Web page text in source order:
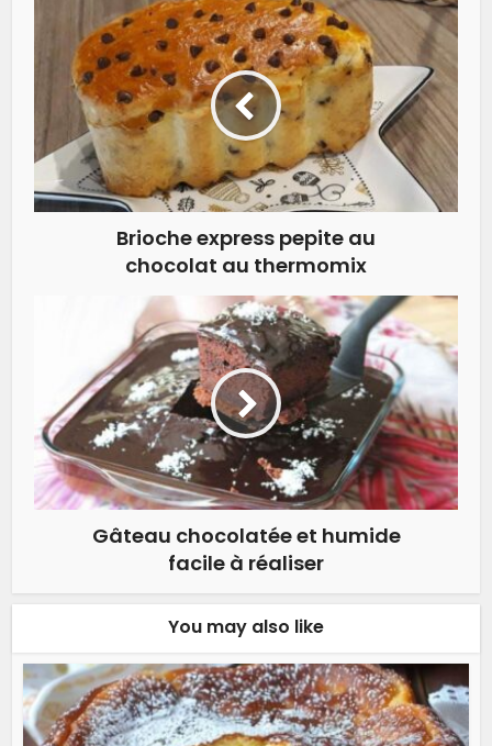
Brioche express pepite au
chocolat au thermomix
Gâteau chocolatée et humide
facile à réaliser
You may also like